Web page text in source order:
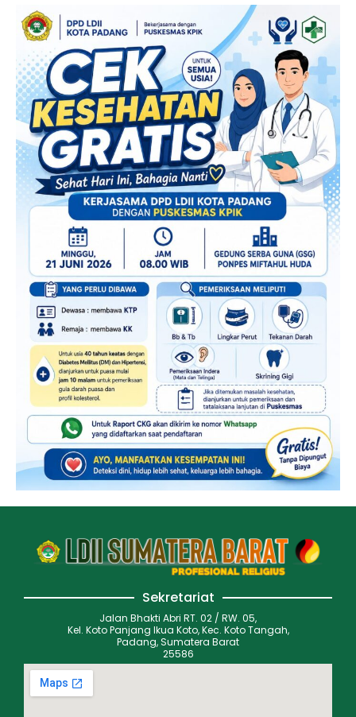
Sekretariat
Jalan Bhakti Abri RT. 02 / RW. 05,
Kel. Koto Panjang Ikua Koto, Kec. Koto Tangah,
Padang, Sumatera Barat
25586